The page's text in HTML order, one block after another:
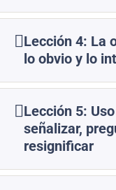
Lección 4: La
lo obvio y lo
Lección 5:
señalizar,
resignificar